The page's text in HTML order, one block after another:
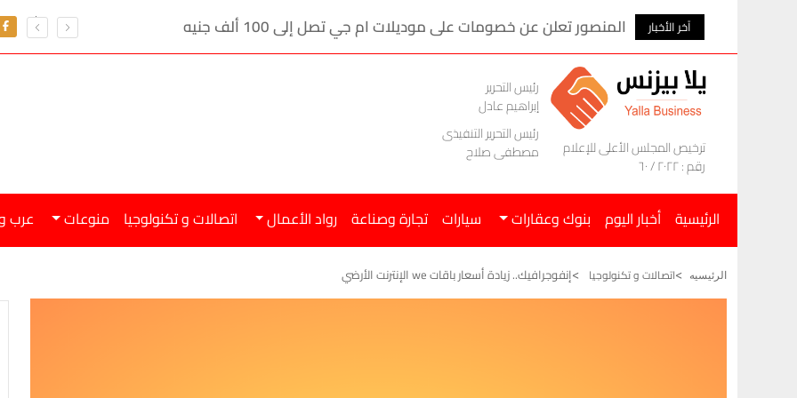
آخر الأخبار المنصور تعلن عن خصومات على موديلات ام جي تصل إلى 100 ألف جنيه
ترخيص المجلس الأعلى للإعلام
رقم : ٢٠٢٢ / ٦٠
رئيس التحرير
إبراهيم عادل
رئيس التحرير التنفيذى
مصطفى صلاح
الرئيسية أخبار اليوم بنوك وعقارات سيارات تجارة وصناعة رواد الأعمال اتصالات و تكنولوجيا منوعات عرب
الرئيسيه اتصالات و تكنولوجيا إنفوجرافيك.. زيادة أسعار باقات we الإنترنت الأرضي